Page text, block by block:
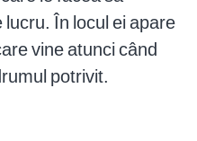
În locul ei apare
vine atunci când
potrivit.